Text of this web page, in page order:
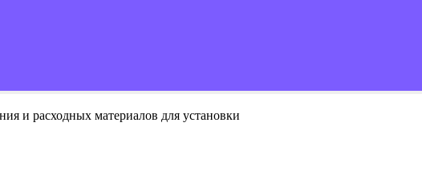
и расходных материалов для установки